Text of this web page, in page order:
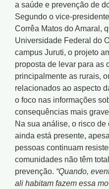
a saúde e prevenção de
Segundo o vice-
Corrêa Matos do Amaral,
Universidade Federal do
campus Juruti, o projeto
proposta de levar para as
principalmente as rurais,
relacionados ao aspecto
o foco nas informações
consequências mais
Na sua análise, o risco
ainda está presente,
pessoas continuam
comunidades não têm
prevenção. “Quando,
ali habitam fazem essa